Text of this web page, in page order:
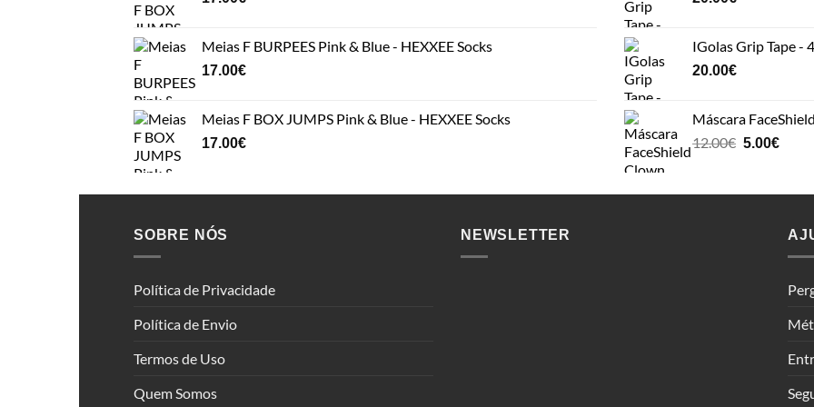
Meias F BURPEES Pink & Blue - HEXXEE Socks
17.00€
Meias F BOX JUMPS Pink & Blue - HEXXEE Socks
17.00€
IGolas Grip Tape -
20.00€
Máscara
12.00€ Original
12.00€.
5.00€
SOBRE NÓS
Política de Privacidade
Política de Envio
Termos de Uso
Quem Somos
NEWSLETTER